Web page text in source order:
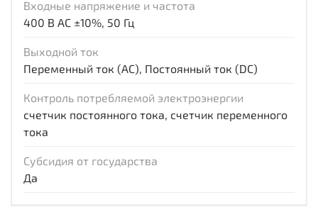
Входные напряжение и частота
400 В AC ±10%, 50 Гц
Выходной ток
Переменный ток (AC), Постоянный ток (DC)
Контроль потребляемой электроэнергии
счетчик постоянного тока, счетчик переменного
тока
Субсидия от государства
Да